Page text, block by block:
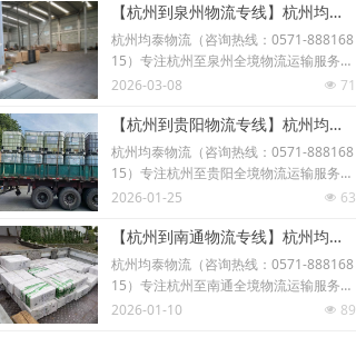
3A级物流企业，我们提供整车/零担/大件
运输/普快特快专线服务，日均发车6班
次，90公里1.5小时直达嘉兴各城区，破
【杭州到泉州物流专线】杭州均泰物流丨15年浙闽直达货运经验
杭州均泰物流（咨询热线：0571-888168
15）专注杭州至泉州全境物流运输服务15
年，是长三角地区知名的【杭州到泉州物
3A级物流企业，我们提供整车/零担/大件
运输/普快特快专线服务，日均发车3班
次，800公里10小时直达泉州各城区，破
넶 71
2026-03-08
【杭州到贵阳物流专线】杭州均泰物流丨15年杭黔直达货运经验
杭州均泰物流（咨询热线：0571-888168
15）专注杭州至贵阳全境物流运输服务15
年，是国内知名的【杭州到贵阳物流专
物流企业，我们提供整车/零担/大件运输/
普快特快专线服务，日均发车4班次，高
效直达贵阳各城区，破损率低于0.2%，价
넶 63
2026-01-25
【杭州到南通物流专线】杭州均泰物流丨15年江浙直达货运经验
杭州均泰物流（咨询热线：0571-888168
15）专注杭州至南通全境物流运输服务15
年，是长三角地区知名的【杭州到南通物
넶 89
2026-01-10